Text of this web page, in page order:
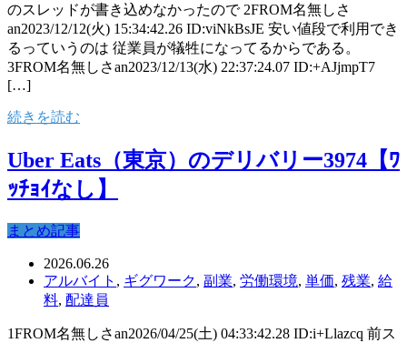
のスレッドが書き込めなかったので 2FROM名無しさ
an2023/12/12(火) 15:34:42.26 ID:viNkBsJE 安い値段で利用でき
るっていうのは 従業員が犠牲になってるからである。
3FROM名無しさan2023/12/13(水) 22:37:24.07 ID:+AJjmpT7
[…]
続きを読む
Uber Eats（東京）のデリバリー3974【ﾜ
ｯﾁｮｲなし】
まとめ記事
2026.06.26
アルバイト , ギグワーク, 副業, 労働環境, 単価, 残業, 給
料, 配達員
1FROM名無しさan2026/04/25(土) 04:33:42.28 ID:i+Llazcq 前ス